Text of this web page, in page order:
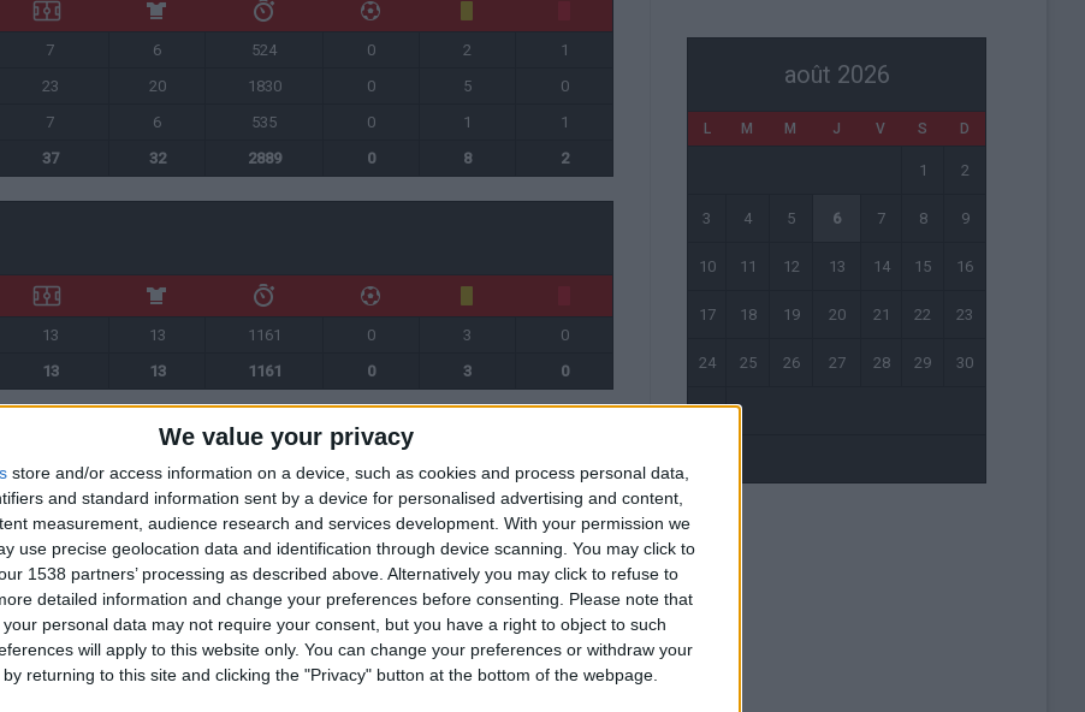
We value your privacy
store and/or access information on a device, such as cookies and process personal data,
and standard information sent by a device for personalised advertising and content,
measurement, audience research and services development. With your permission we
use precise geolocation data and identification through device scanning. You may click to
1538 partners’ processing as described above. Alternatively you may click to refuse to
detailed information and change your preferences before consenting.
Please note that
personal data may not require your consent, but you have a right to object to such
will apply to this website only. You can change your preferences or withdraw your
returning to this site and clicking the "Privacy" button at the bottom of the webpage.
7 6 524 0 2
1
23 20 1830 0 5
0
7 6 535 0 1
1
37 32 2889 0 8 2
13 13 1161 0 3
0
13 13 1161 0 3 0
5 5 450 0 1
0
2 2 150 0 1
0
7 7 600 0 2 0
août 2026
L M M J V S D
1 2
3 4 5 6 7 8 9
10 11 12 13 14 15 16
17 18 19 20 21 22 23
24 25 26 27 28 29 30
31